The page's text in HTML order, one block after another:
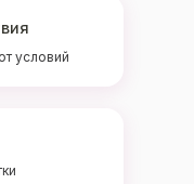
условий